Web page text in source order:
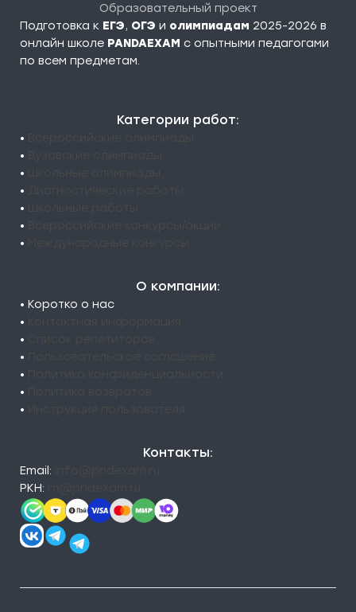
Образовательный проект
Подготовка к ЕГЭ, ОГЭ и олимпиадам 2025-2026 в
онлайн школе PANDAEXAM c опытными педагогами
по всем предметам.
Категории работ:
•
•
•
•
•
•
•
О компании:
• Коротко о нас
•
•
•
•
•
•
Контакты:
Email:
РКН: